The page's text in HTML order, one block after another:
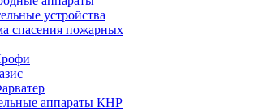
устройства
спасения пожарных
аппараты КНР